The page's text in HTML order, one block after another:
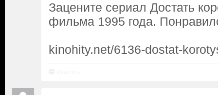
Зацените сериал Достать
фильма 1995 года.
kinohity.net/6136-dostat-